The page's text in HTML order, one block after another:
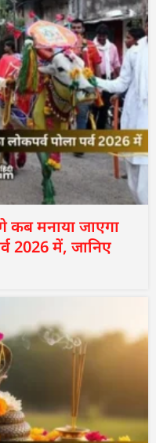
मनाया जाएगा
2026 में, जानिए